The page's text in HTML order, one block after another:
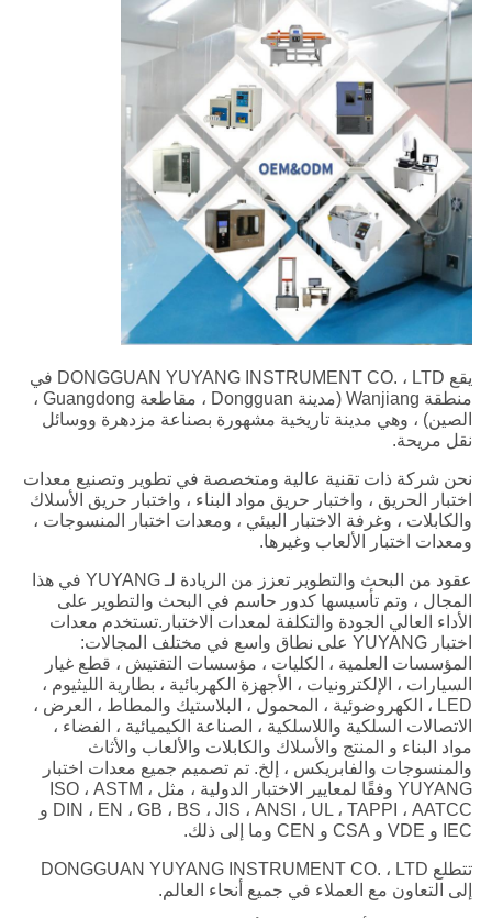
يقع DONGGUAN YUYANG INSTRUMENT CO. ، LTD في
منطقة Wanjiang (مدينة Dongguan ، مقاطعة Guangdong ،
الصين) ، وهي مدينة تاريخية مشهورة بصناعة مزدهرة ووسائل
نقل مريحة.
نحن شركة ذات تقنية عالية ومتخصصة في تطوير وتصنيع معدات
اختبار الحريق ، واختبار حريق مواد البناء ، واختبار حريق الأسلاك
والكابلات ، وغرفة الاختبار البيئي ، ومعدات اختبار المنسوجات ،
ومعدات اختبار الألعاب وغيرها.
عقود من البحث والتطوير تعزز من الريادة لـ YUYANG في هذا
المجال ، وتم تأسيسها كدور حاسم في البحث والتطوير على
الأداء العالي الجودة والتكلفة لمعدات الاختبار.تستخدم معدات
اختبار YUYANG على نطاق واسع في مختلف المجالات:
المؤسسات العلمية ، الكليات ، مؤسسات التفتيش ، قطع غيار
السيارات ، الإلكترونيات ، الأجهزة الكهربائية ، بطارية الليثيوم ،
LED ، الكهروضوئية ، المحمول ، البلاستيك والمطاط ، العرض ،
الاتصالات السلكية واللاسلكية ، الصناعة الكيميائية ، الفضاء ،
مواد البناء و المنتج والأسلاك والكابلات والألعاب والأثاث
والمنسوجات والفابريكس ، إلخ. تم تصميم جميع معدات اختبار
YUYANG وفقًا لمعايير الاختبار الدولية ، مثل ISO ، ASTM ،
DIN ، EN ، GB ، BS ، JIS ، ANSI ، UL ، TAPPI ، AATCC و
IEC و VDE و CSA و CEN وما إلى ذلك.
تتطلع DONGGUAN YUYANG INSTRUMENT CO. ، LTD
إلى التعاون مع العملاء في جميع أنحاء العالم.